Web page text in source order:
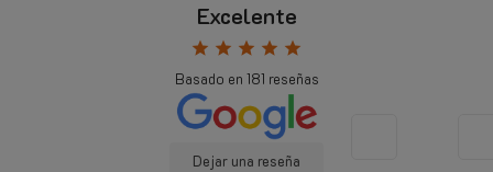
Excelente
star star star star star
Basado en 181 reseñas
Dejar una reseña